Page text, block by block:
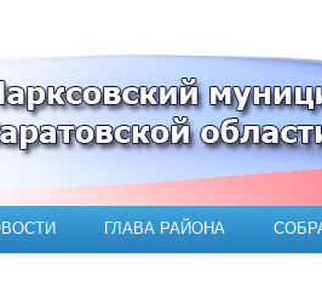
сайт Марксовского
ГЛАВА РАЙОНА